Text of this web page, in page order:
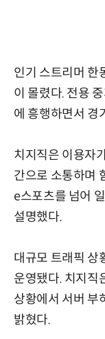
인기 스트리머 한
이 몰렸다. 전용
에 흥행하면서 경
치지직은 이용자
간으로 소통하며
e스포츠를 넘어
설명했다.
대규모 트래픽 상
운영됐다. 치지직
상황에서 서버 부
밝혔다.